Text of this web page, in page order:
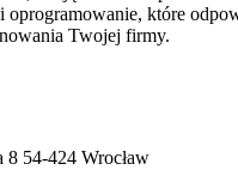
oprogramowanie, które
Twojej firmy.
54-424 Wrocław